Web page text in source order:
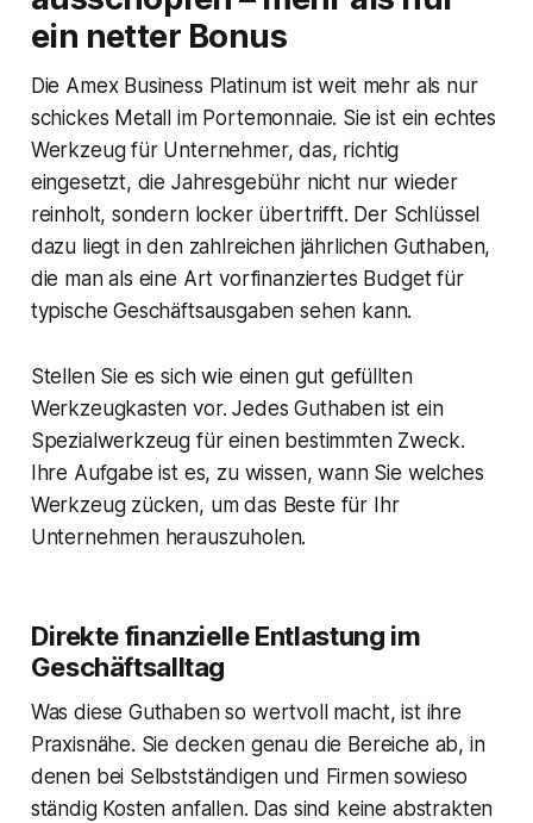
ein netter Bonus
Die Amex Business Platinum ist weit mehr als nur
schickes Metall im Portemonnaie. Sie ist ein echtes
Werkzeug für Unternehmer, das, richtig
eingesetzt, die Jahresgebühr nicht nur wieder
reinholt, sondern locker übertrifft. Der Schlüssel
dazu liegt in den zahlreichen jährlichen Guthaben,
die man als eine Art vorfinanziertes Budget für
typische Geschäftsausgaben sehen kann.
Stellen Sie es sich wie einen gut gefüllten
Werkzeugkasten vor. Jedes Guthaben ist ein
Spezialwerkzeug für einen bestimmten Zweck.
Ihre Aufgabe ist es, zu wissen, wann Sie welches
Werkzeug zücken, um das Beste für Ihr
Unternehmen herauszuholen.
Direkte finanzielle Entlastung im
Geschäftsalltag
Was diese Guthaben so wertvoll macht, ist ihre
Praxisnähe. Sie decken genau die Bereiche ab, in
denen bei Selbstständigen und Firmen sowieso
ständig Kosten anfallen. Das sind keine abstrakten